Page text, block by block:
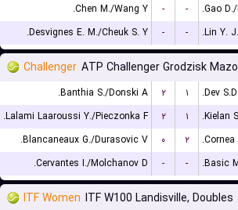
Chen M./Wang Y.
- -
Gao
Desvignes E. M./Cheuk S. Y.
- - Lin Y.
Challenger ATP Challenger Grodzisk
Banthia S./Donski A. ۲ ۱
Dev
Lalami Laaroussi Y./Pieczonka F.
۲ ۱
Kielan
Blancaneaux G./Durasovic V.
۰ ۲
Cornea
Cervantes I./Molchanov D.
- - Basic
ITF Women ITF W100 Landisville, Doubles